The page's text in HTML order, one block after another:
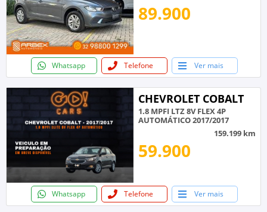
89.900
Whatsapp Telefone Ver mais
CHEVROLET COBALT
1.8 MPFI LTZ 8V FLEX 4P
AUTOMÁTICO 2017/2017
159.199 km
59.900
Whatsapp Telefone Ver mais